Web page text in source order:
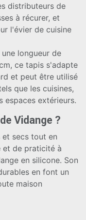
distributeurs de
à récurer, et
l'évier de cuisine
une longueur de
ce tapis s'adapte
et peut être utilisé
que les cuisines,
espaces extérieurs.
Vidange ?
secs tout en
et de praticité à
en silicone. Son
en font un
maison